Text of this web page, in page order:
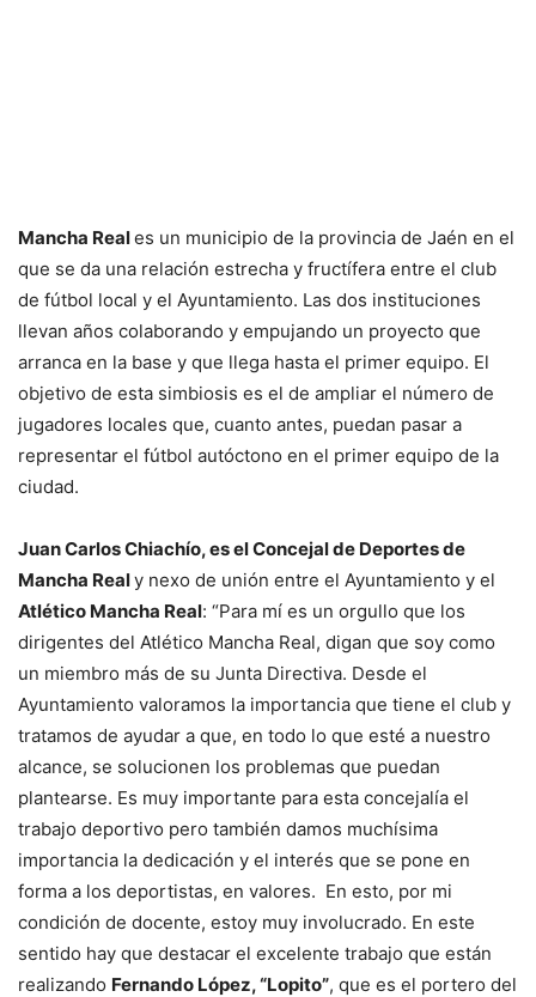
Mancha Reales un municipio de la provincia de Jaén en el
que se da una relación estrecha y fructífera entre el club
de fútbol local y el Ayuntamiento. Las dos instituciones
llevan años colaborando y empujando un proyecto que
arranca en la base y que llega hasta el primer equipo. El
objetivo de esta simbiosis es el de ampliar el número de
jugadores locales que, cuanto antes, puedan pasar a
representar el fútbol autóctono en el primer equipo de la
ciudad.
Juan Carlos Chiachío, es el Concejal de Deportes de
Mancha Realy nexo de unión entre el Ayuntamiento y el
Atlético Mancha Real: “Para mí es un orgullo que los
dirigentes del Atlético Mancha Real, digan que soy como
un miembro más de su Junta Directiva. Desde el
Ayuntamiento valoramos la importancia que tiene el club y
tratamos de ayudar a que, en todo lo que esté a nuestro
alcance, se solucionen los problemas que puedan
plantearse. Es muy importante para esta concejalía el
trabajo deportivo pero también damos muchísima
importancia la dedicación y el interés que se pone en
forma a los deportistas, en valores. En esto, por mi
condición de docente, estoy muy involucrado. En este
sentido hay que destacar el excelente trabajo que están
realizando Fernando López, “Lopito”, que es el portero del